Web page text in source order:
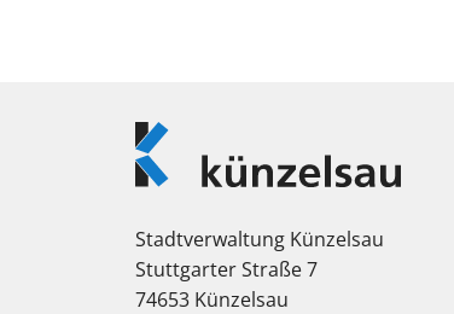
Logo
Künzelsau
Stadtverwaltung Künzelsau
Stuttgarter Straße 7
74653 Künzelsau